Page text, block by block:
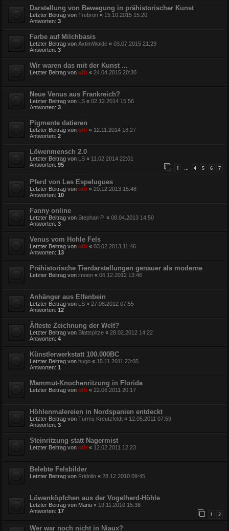
Darstellung von Bewegung in prähistorischer Kunst
Letzter Beitrag von Trebron « 15.10.2015 15:20
Antworten: 3
Farbe auf Milchbasis
Letzter Beitrag von AxtimWalde « 03.07.2015 21:29
Antworten: 3
Wir waren das mit der Kunst ...
Letzter Beitrag von ulfr « 24.04.2015 20:30
Neue Venus aus Frankreich?
Letzter Beitrag von LS « 02.12.2014 15:56
Antworten: 3
Pigmente datieren
Letzter Beitrag von ulfr « 12.11.2014 18:27
Antworten: 2
Löwenmensch 2.0
Letzter Beitrag von LS « 11.02.2014 22:01
Antworten: 95 1 … 4 5 6 7
Pferd von Les Espelugues
Letzter Beitrag von ulfr « 20.12.2013 15:48
Antworten: 10
Fanny online
Letzter Beitrag von Stephan P. « 08.04.2013 14:50
Antworten: 3
Venus vom Hohle Fels
Letzter Beitrag von ulfr « 03.02.2013 11:46
Antworten: 13
Prähistorische Tierdarstellungen genauer als moderne
Letzter Beitrag von imoen « 06.12.2012 13:46
Anhänger aus Elfenbein
Letzter Beitrag von LS « 27.08.2012 07:55
Antworten: 12
Älteste Zeichnung der Welt?
Letzter Beitrag von Blattspitze « 28.02.2012 14:22
Antworten: 4
Künstlerwerkstatt 100.000BC
Letzter Beitrag von hugo « 15.11.2011 23:05
Antworten: 1
Mammut-Knochenritzung in Florida
Letzter Beitrag von ulfr « 22.06.2011 20:17
Höhlenmalereien in Nordspanien entdeckt
Letzter Beitrag von Turms Kreutzfeldt « 12.05.2011 07:59
Antworten: 3
Steinritzung statt Nagermist
Letzter Beitrag von ulfr « 12.02.2011 12:23
Belebte Felsbilder
Letzter Beitrag von Fridolin « 28.12.2010 09:45
Löwenköpfchen aus der Vogelherd-Höhle
Letzter Beitrag von Manu « 19.11.2010 15:38
Antworten: 17 1 2
Wer war noch nicht in Niaux?